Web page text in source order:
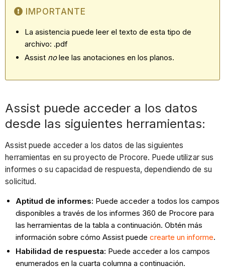
IMPORTANTE
La asistencia puede leer el texto de esta tipo de
archivo: .pdf
Assist nolee las anotaciones en los planos.
Assist puede acceder a los datos
desde las siguientes herramientas:
Assist puede acceder a los datos de las siguientes
herramientas en su proyecto de Procore. Puede utilizar sus
informes o su capacidad de respuesta, dependiendo de su
solicitud.
Aptitud de informes: Puede acceder a todos los campos
disponibles a través de los informes 360 de Procore para
las herramientas de la tabla a continuación. Obtén más
información sobre cómo Assist puedecrearte un informe.
Habilidad de respuesta: Puede acceder a los campos
enumerados en la cuarta columna a continuación.